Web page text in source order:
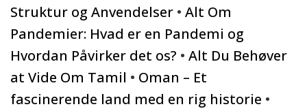
Struktur og Anvendelser • Alt Om
Pandemier: Hvad er en Pandemi og
Hvordan Påvirker det os? • Alt Du Behøver
at Vide Om Tamil • Oman – Et
fascinerende land med en rig historie •